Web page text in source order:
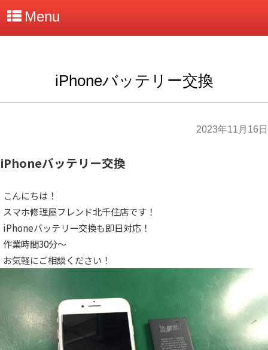
Menu
iPhoneバッテリー交換
2023年11月16日
iPhoneバッテリー交換
こんにちは！
スマホ修理屋フレンド北千住店です！
iPhoneバッテリー交換も即日対応！
作業時間30分～
お気軽にご相談ください！